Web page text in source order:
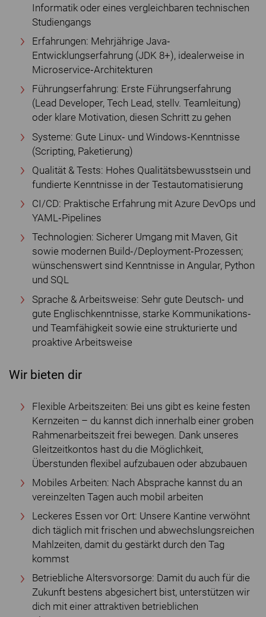
Informatik oder eines vergleichbaren technischen
Studiengangs
Erfahrungen: Mehrjährige Java‐
Entwicklungserfahrung (JDK 8+), idealerweise in
Microservice‐Architekturen
Führungserfahrung: Erste Führungserfahrung
(Lead Developer, Tech Lead, stellv. Teamleitung)
oder klare Motivation, diesen Schritt zu gehen
Systeme: Gute Linux‐ und Windows‐Kenntnisse
(Scripting, Paketierung)
Qualität & Tests: Hohes Qualitätsbewusstsein und
fundierte Kenntnisse in der Testautomatisierung
CI/CD: Praktische Erfahrung mit Azure DevOps und
YAML‐Pipelines
Technologien: Sicherer Umgang mit Maven, Git
sowie modernen Build‐/Deployment‐Prozessen;
wünschenswert sind Kenntnisse in Angular, Python
und SQL
Sprache & Arbeitsweise: Sehr gute Deutsch‐ und
gute Englischkenntnisse, starke Kommunikations‐
und Teamfähigkeit sowie eine strukturierte und
proaktive Arbeitsweise
Wir bieten dir
Flexible Arbeitszeiten: Bei uns gibt es keine festen
Kernzeiten – du kannst dich innerhalb einer groben
Rahmenarbeitszeit frei bewegen. Dank unseres
Gleitzeitkontos hast du die Möglichkeit,
Überstunden flexibel aufzubauen oder abzubauen
Mobiles Arbeiten: Nach Absprache kannst du an
vereinzelten Tagen auch mobil arbeiten
Leckeres Essen vor Ort: Unsere Kantine verwöhnt
dich täglich mit frischen und abwechslungsreichen
Mahlzeiten, damit du gestärkt durch den Tag
kommst
Betriebliche Altersvorsorge: Damit du auch für die
Zukunft bestens abgesichert bist, unterstützen wir
dich mit einer attraktiven betrieblichen